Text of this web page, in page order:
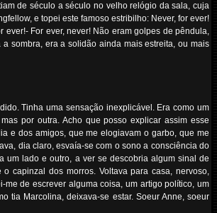
de século a século no velho relógio da sala, cuja
e topei este famoso estribilho: Never, for ever!
For ever, never! Não eram golpes de pêndula,
sombra, era a solidão ainda mais estreita, ou mais
Tinha uma sensação inexplicável. Era como um
por outra. Acho que posso explicar assim esse
e dos amigos, que me elogiavam o garbo, que me
dia claro, esvaía-se com o sono a consciência do
um lado e outro, a ver se descobria algum sinal de
capinzal dos morros. Voltava para casa, nervoso,
de escrever alguma coisa, um artigo político, um
tia Marcolina, deixava-se estar. Soeur Anne, soeur